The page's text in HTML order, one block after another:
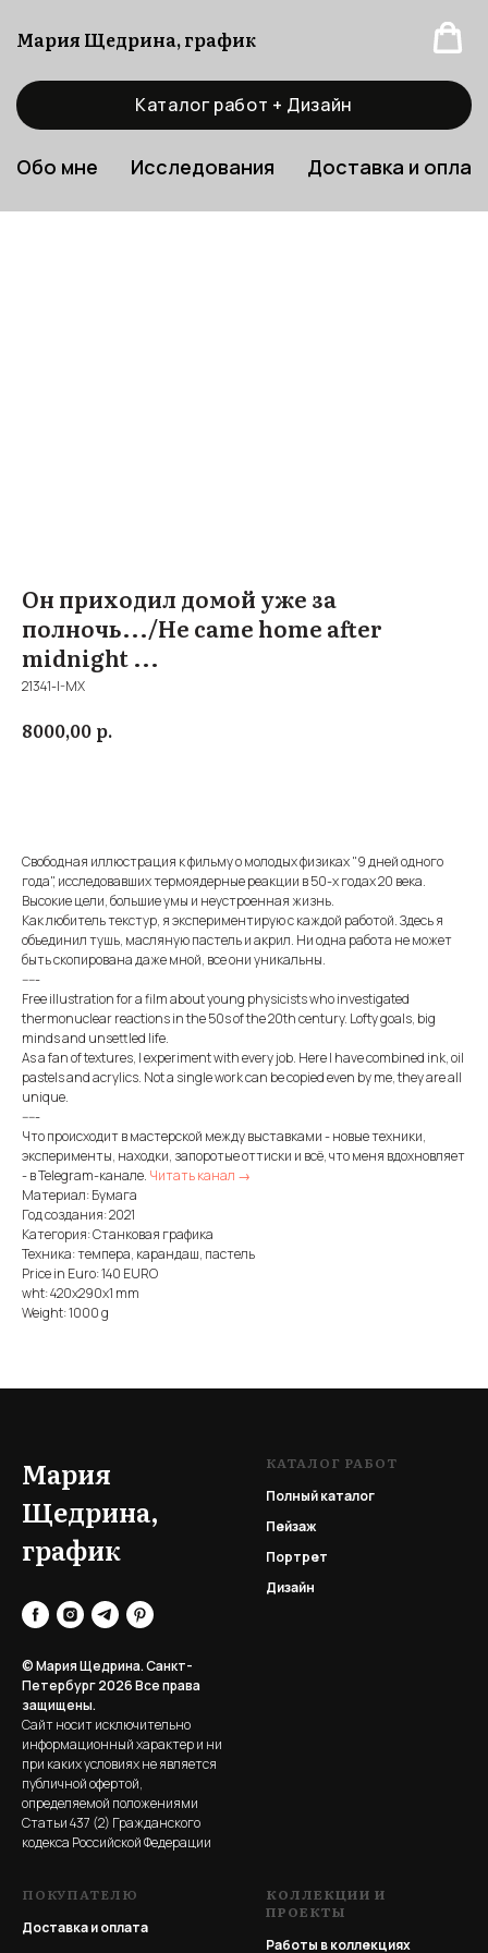
Мария Щедрина, график
Каталог работ + Дизайн
Обо мне Исследования Доставка и
Он приходил домой уже за
полночь.../He came home after
midnight ...
21341-I-MX
8000,00 р.
Свободная иллюстрация к фильму о молодых физиках "9 дней одного
года", исследовавших термоядерные реакции в 50-х годах 20 века.
Высокие цели, большие умы и неустроенная жизнь.
Как любитель текстур, я экспериментирую с каждой работой. Здесь я
объединил тушь, масляную пастель и акрил. Ни одна работа не может
быть скопирована даже мной, все они уникальны.
-----
Free illustration for a film about young physicists who investigated
thermonuclear reactions in the 50s of the 20th century. Lofty goals, big
minds and unsettled life.
As a fan of textures, I experiment with every job. Here I have combined ink, oil
pastels and acrylics. Not a single work can be copied even by me, they are all
unique.
-----
Что происходит в мастерской между выставками - новые техники,
эксперименты, находки, запоротые оттиски и всё, что меня вдохновляет
- в Telegram-канале. Читать канал →
Материал: Бумага
Год создания: 2021
Категория: Станковая графика
Техника: темпера, карандаш, пастель
Price in Euro: 140 EURO
wht: 420x290x1 mm
Weight: 1000 g
Мария
Щедрина,
график
© Мария Щедрина. Санкт-
Петербург 2026Все права
защищены.
Сайт носит исключительно
информационный характер и ни
при каких условиях не является
публичной офертой,
определяемой положениями
Статьи 437 (2) Гражданского
кодекса Российской Федерации
КАТАЛОГ РАБОТ
Полный каталог
Пейзаж
Портрет
Дизайн
ПОКУПАТЕЛЮ
Доставка и оплата
КОЛЛЕКЦИИ И
ПРОЕКТЫ
Работы в коллекциях